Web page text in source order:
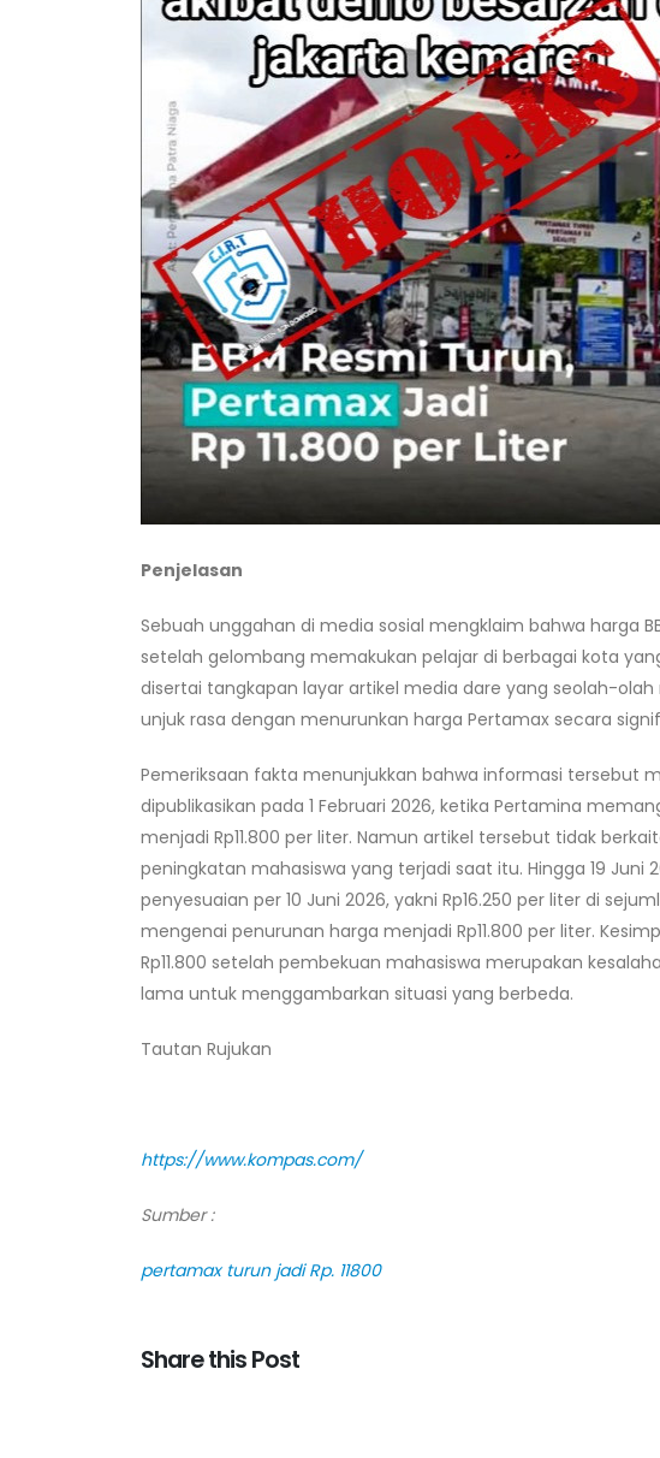
Penjelasan
Sebuah unggahan di media sosial mengklaim bahwa harga
setelah gelombang memakukan pelajar di berbagai kota
disertai tangkapan layar artikel media dare yang seolah-
unjuk rasa dengan menurunkan harga Pertamax secara
Pemeriksaan fakta menunjukkan bahwa informasi tersebut
dipublikasikan pada 1 Februari 2026, ketika Pertamina
menjadi Rp11.800 per liter. Namun artikel tersebut tidak
peningkatan mahasiswa yang terjadi saat itu. Hingga 19
penyesuaian per 10 Juni 2026, yakni Rp16.250 per liter di
mengenai penurunan harga menjadi Rp11.800 per liter.
Rp11.800 setelah pembekuan mahasiswa merupakan
lama untuk menggambarkan situasi yang berbeda.
Tautan Rujukan
https://www.kompas.com/
Sumber :
pertamax turun jadi Rp. 11800
Share this Post